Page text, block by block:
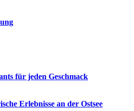
für jeden Geschmack
Erlebnisse an der Ostsee